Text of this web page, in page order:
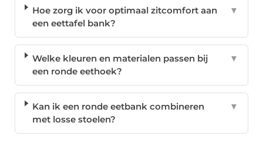
Hoe zorg ik voor optimaal zitcomfort aan
een eettafel bank?
▼
Welke kleuren en materialen passen bij
een ronde eethoek?
▼
Kan ik een ronde eetbank combineren
met losse stoelen?
▼